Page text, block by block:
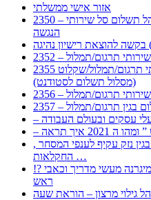
אזור אישי ממשלתי
2350 – מידע לסטודנט עם לקות שמיעה-נוהל תשלום סל שירותי
הנגשה
שירותי תרגום/תמלול
2355 דרישה לתשלום עבור מתן שירותי תרגום/תמלול/שקלוט
(מסלול תשלום לסטודנט)
שירותי תרגום/תמלול
בגין תרגום/תמלול
איך תראה
, התעשייה , פיצויי מס רכוש בגין נזק עקיף לענפי המסחר
החקלאות …
!? איך להפרד מהמיגרנה לשחרור ממיגרנה מעשי מדריך וכאבי
ראש
גילוי מרצון – הוראת שעה